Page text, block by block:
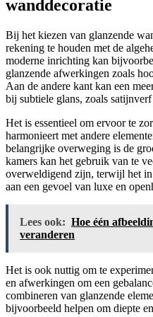
wanddecoratie
Bij het kiezen van glanzende
rekening te houden met de
moderne inrichting kan
glanzende afwerkingen zoals
Aan de andere kant kan een
bij subtiele glans, zoals
Het is essentieel om ervoor te
harmonieert met andere
belangrijke overweging is de
kamers kan het gebruik van te
overweldigend zijn, terwijl het
aan een gevoel van luxe en
Lees ook: Hoe één
veranderen
Het is ook nuttig om te
en afwerkingen om een
combineren van glanzende
bijvoorbeeld helpen om diepte